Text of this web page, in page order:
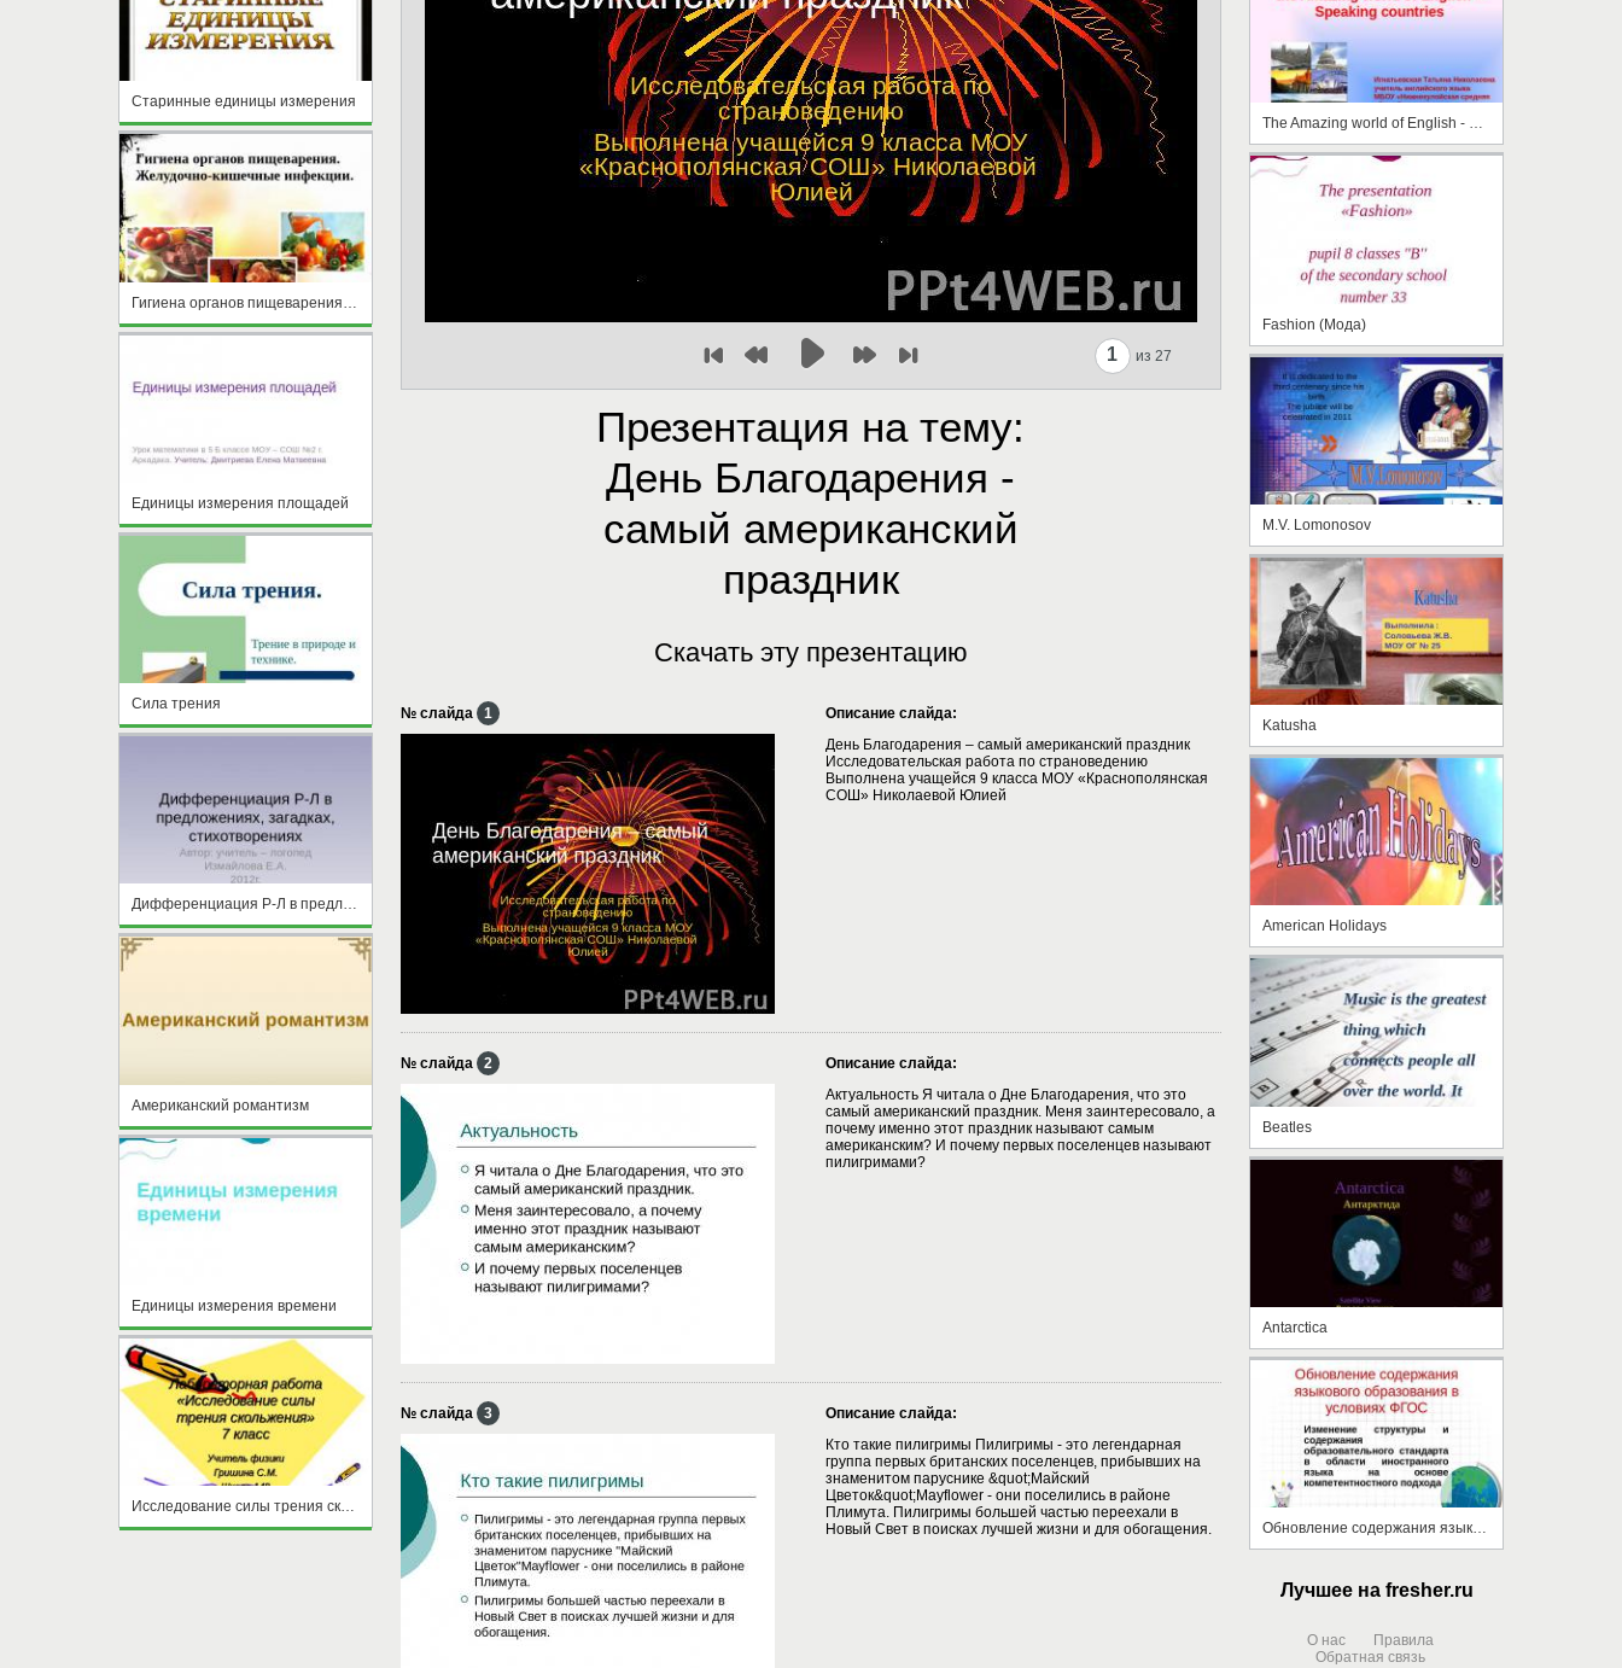
Старинные единицы измерения
Единицы измерения площадей
Сила трения
Дифференциация Р-Л в предложениях, загадках, стихотворениях
Американский романтизм
Единицы измерения времени
Исследование силы трения скольжения
1 из 27
Презентация на тему:
День Благодарения -
самый американский
праздник
Скачать эту презентацию
№ слайда 1
Описание слайда:
День Благодарения – самый американский праздник
Исследовательская работа по страноведению
Выполнена учащейся 9 класса МОУ «Краснополянская
СОШ» Николаевой Юлией
№ слайда 2
Описание слайда:
Актуальность Я читала о Дне Благодарения, что это
самый американский праздник. Меня заинтересовало, а
почему именно этот праздник называют самым
американским? И почему первых поселенцев называют
пилигримами?
№ слайда 3
Описание слайда:
Кто такие пилигримы Пилигримы - это легендарная
группа первых британских поселенцев, прибывших на
знаменитом паруснике &quot;Майский
Цветок&quot;Mayflower - они поселились в районе
Плимута. Пилигримы большей частью переехали в
Новый Свет в поисках лучшей жизни и для обогащения.
The Amazing world of English - Speaking Countries
Fashion (Мода)
M.V. Lomonosov
Katusha
American Holidays
Beatles
Antarctica
Обновление содержания языкового образования в условиях ФГОС
Лучшее на fresher.ru
О нас
Правила
Обратная связь